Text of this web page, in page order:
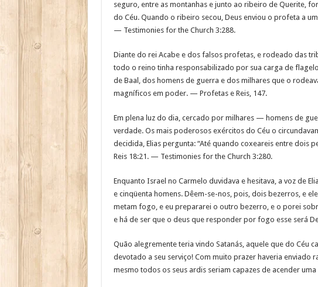
seguro, entre as montanhas e junto ao ribeiro de Querite,
do Céu. Quando o ribeiro secou, Deus enviou o profeta a
— Testimonies for the Church 3:288.
Diante do rei Acabe e dos falsos profetas, e rodeado das
todo o reino tinha responsabilizado por sua carga de
de Baal, dos homens de guerra e dos milhares que o
magníficos em poder. — Profetas e Reis, 147.
Em plena luz do dia, cercado por milhares — homens de
verdade. Os mais poderosos exércitos do Céu o
decidida, Elias pergunta: “Até quando coxeareis entre dois
Reis 18:21. — Testimonies for the Church 3:280.
Enquanto Israel no Carmelo duvidava e hesitava, a voz de
e cinqüenta homens. Dêem-se-nos, pois, dois bezerros, e
metam fogo, e eu prepararei o outro bezerro, e o porei
e há de ser que o deus que responder por fogo esse será
Quão alegremente teria vindo Satanás, aquele que do Céu
devotado a seu serviço! Com muito prazer haveria enviado
mesmo todos os seus ardis seriam capazes de acender